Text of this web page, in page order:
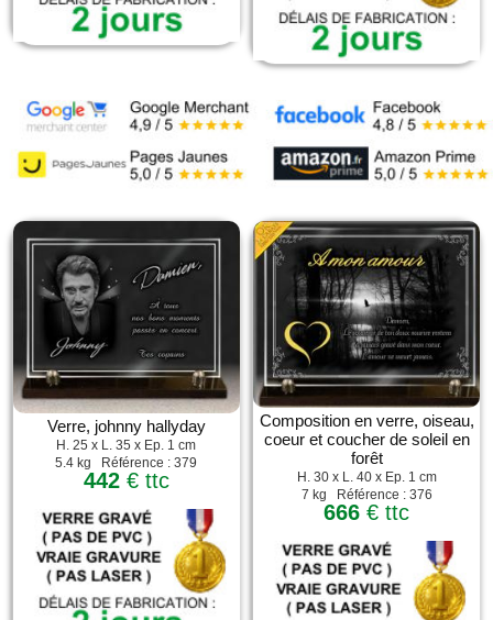
Verre, johnny hallyday
H. 25 x L. 35 x Ep. 1 cm
5.4 kg Référence : 379
442€ ttc
Composition en verre, oiseau,
coeur et coucher de soleil en
forêt
H. 30 x L. 40 x Ep. 1 cm
7 kg Référence : 376
666 € ttc